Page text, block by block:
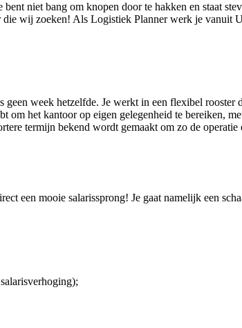
niet bang om knopen door te hakken en staat
wij zoeken! Als Logistiek Planner werk je vanuit
week hetzelfde. Je werkt in een flexibel rooster
het kantoor op eigen gelegenheid te bereiken,
termijn bekend wordt gemaakt om zo de operatie
een mooie salarissprong! Je gaat namelijk een